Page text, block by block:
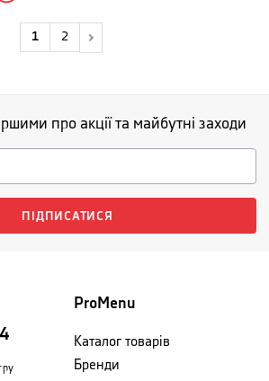
1 2
про акції та майбутні заходи
ПІДПИСАТИСЯ
ProMenu
Каталог товарів
Бренди